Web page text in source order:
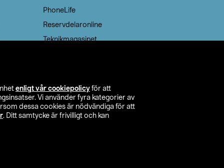
enligt vår cookiepolicy för att
Vi använder fyra kategorier av
dessa cookies är nödvändiga för att
. Ditt samtycke är frivilligt och kan
PhoneLife
Reservdelaronline
Teknikmagasinet